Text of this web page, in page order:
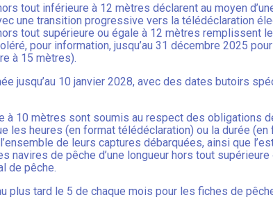
tout inférieure à 12 mètres déclarent au moyen
une transition progressive vers la télédéclaration
tout supérieure ou égale à 12 mètres remplissent
pour information, jusqu’au 31 décembre 2025
à 15 mètres).
jusqu’au 10 janvier 2028, avec des dates butoirs
à 10 mètres sont soumis au respect des obligations
les heures (en format télédéclaration) ou la durée
de leurs captures débarquées, ainsi que
navires de pêche d’une longueur hors tout
de pêche.
tard le 5 de chaque mois pour les fiches de